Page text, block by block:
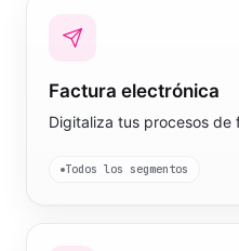
Factura electrónica
Digitaliza tus procesos de
Todos los segmentos